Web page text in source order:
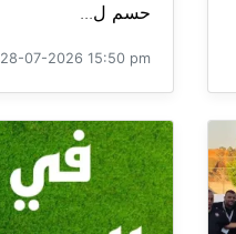
حسم ل...
28-07-2026 15:50 pm